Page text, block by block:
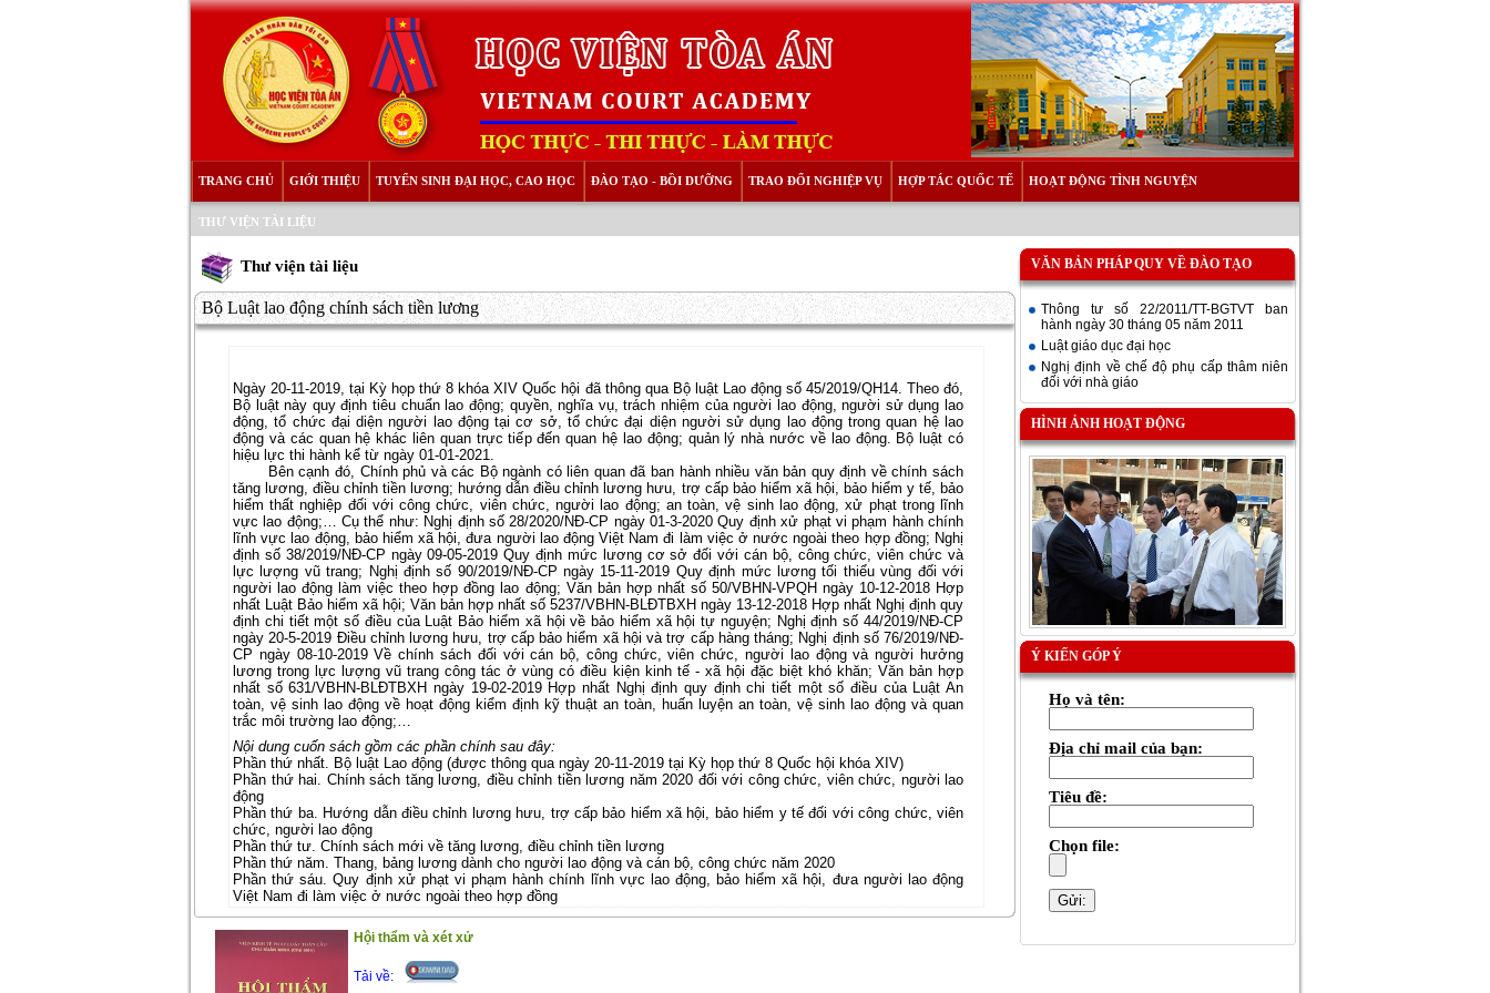
TRANG CHỦ GIỚI THIỆU TUYỂN SINH ĐẠI HỌC, CAO HỌC ĐÀO TẠO - BỒI DƯỠNG TRAO ĐỔI NGHIỆP VỤ HỢP TÁC QUỐC TẾ HOẠT ĐỘNG TÌNH NGUYỆN
THƯ VIỆN TÀI LIỆU
Thư viện tài liệu
Bộ Luật lao động chính sách tiền lương
Ngày 20-11-2019, tại Kỳ họp thứ 8 khóa XIV Quốc hội đã thông qua Bộ luật Lao động số 45/2019/QH14. Theo đó,
Bộ luật này quy định tiêu chuẩn lao động; quyền, nghĩa vụ, trách nhiệm của người lao động, người sử dụng lao
động, tổ chức đại diện người lao động tại cơ sở, tổ chức đại diện người sử dụng lao động trong quan hệ lao
động và các quan hệ khác liên quan trực tiếp đến quan hệ lao động; quản lý nhà nước về lao động. Bộ luật có
hiệu lực thi hành kể từ ngày 01-01-2021.
Bên cạnh đó, Chính phủ và các Bộ ngành có liên quan đã ban hành nhiều văn bản quy định về chính sách
tăng lương, điều chỉnh tiền lương; hướng dẫn điều chỉnh lương hưu, trợ cấp bảo hiểm xã hội, bảo hiểm y tế, bảo
hiểm thất nghiệp đối với công chức, viên chức, người lao động; an toàn, vệ sinh lao động, xử phạt trong lĩnh
vực lao động;… Cụ thể như: Nghị định số 28/2020/NĐ-CP ngày 01-3-2020 Quy định xử phạt vi phạm hành chính
lĩnh vực lao động, bảo hiểm xã hội, đưa người lao động Việt Nam đi làm việc ở nước ngoài theo hợp đồng; Nghị
định số 38/2019/NĐ-CP ngày 09-05-2019 Quy định mức lương cơ sở đối với cán bộ, công chức, viên chức và
lực lượng vũ trang; Nghị định số 90/2019/NĐ-CP ngày 15-11-2019 Quy định mức lương tối thiểu vùng đối với
người lao động làm việc theo hợp đồng lao động; Văn bản hợp nhất số 50/VBHN-VPQH ngày 10-12-2018 Hợp
nhất Luật Bảo hiểm xã hội; Văn bản hợp nhất số 5237/VBHN-BLĐTBXH ngày 13-12-2018 Hợp nhất Nghị định quy
định chi tiết một số điều của Luật Bảo hiểm xã hội về bảo hiểm xã hội tự nguyện; Nghị định số 44/2019/NĐ-CP
ngày 20-5-2019 Điều chỉnh lương hưu, trợ cấp bảo hiểm xã hội và trợ cấp hàng tháng; Nghị định số 76/2019/NĐ-
CP ngày 08-10-2019 Về chính sách đối với cán bộ, công chức, viên chức, người lao động và người hưởng
lương trong lực lượng vũ trang công tác ở vùng có điều kiện kinh tế - xã hội đặc biệt khó khăn; Văn bản hợp
nhất số 631/VBHN-BLĐTBXH ngày 19-02-2019 Hợp nhất Nghị định quy định chi tiết một số điều của Luật An
toàn, vệ sinh lao động về hoạt động kiểm định kỹ thuật an toàn, huấn luyện an toàn, vệ sinh lao động và quan
trắc môi trường lao động;…
Nội dung cuốn sách gồm các phần chính sau đây:
Phần thứ nhất. Bộ luật Lao động (được thông qua ngày 20-11-2019 tại Kỳ họp thứ 8 Quốc hội khóa XIV)
Phần thứ hai. Chính sách tăng lương, điều chỉnh tiền lương năm 2020 đối với công chức, viên chức, người lao
động
Phần thứ ba. Hướng dẫn điều chỉnh lương hưu, trợ cấp bảo hiểm xã hội, bảo hiểm y tế đối với công chức, viên
chức, người lao động
Phần thứ tư. Chính sách mới về tăng lương, điều chỉnh tiền lương
Phần thứ năm. Thang, bảng lương dành cho người lao động và cán bộ, công chức năm 2020
Phần thứ sáu. Quy định xử phạt vi phạm hành chính lĩnh vực lao động, bảo hiểm xã hội, đưa người lao động
Việt Nam đi làm việc ở nước ngoài theo hợp đồng
Trân trọng giới thiệu đến bạn đọc !
(7/1/2021)
Hội thẩm và xét xử
Tải về:
VĂN BẢN PHÁP QUY VỀ ĐÀO TẠO
Thông tư số 22/2011/TT-BGTVT ban
hành ngày 30 tháng 05 năm 2011
Luật giáo dục đại học
Nghị định về chế độ phụ cấp thâm niên
đối với nhà giáo
HÌNH ẢNH HOẠT ĐỘNG
Ý KIẾN GÓP Ý
Họ và tên:
Địa chỉ mail của bạn:
Tiêu đề:
Chọn file: